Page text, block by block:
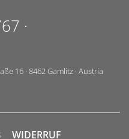
·
16 · 8462Gamlitz · Austria
WIDERRUF